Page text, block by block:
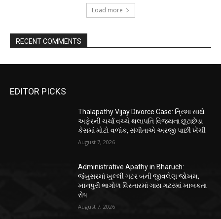
Load more
RECENT COMMENTS
EDITOR PICKS
Thalapathy Vijay Divorce Case: ત્રિશા સાથે
અફેરની ચર્ચા વચ્ચે થલાપતિ વિજયના છૂટાછેડા
કેસમાં મોટો વળાંક, સંગીતાએ અરજી પાછી ખેંચી
August 7, 2026
Administrative Apathy in Bharuch:
જંબુસરમાં ખુલ્લી ગટર બની જીવલેણ જોખમ,
ખાનપુરી ભાગોળ વિસ્તારમાં ગાય ગટરમાં ખાબકતા
રોષ
August 7, 2026